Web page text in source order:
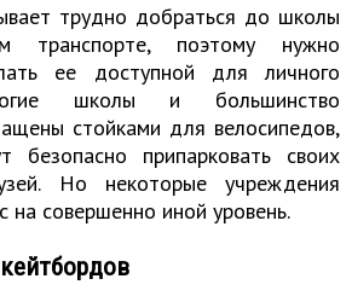
трудно добраться до школы
транспорте, поэтому нужно
ее доступной для личного
школы и большинство
стойками для велосипедов,
безопасно припарковать своих
Но некоторые учреждения
на совершенно иной уровень.